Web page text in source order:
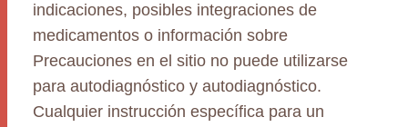
indicaciones, posibles integraciones de
medicamentos o información sobre
Precauciones en el sitio no puede utilizarse
para autodiagnóstico y autodiagnóstico.
Cualquier instrucción específica para un